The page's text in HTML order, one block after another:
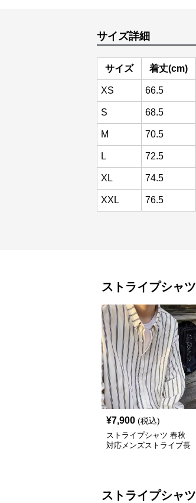
サイズ詳細
サイズ 着丈(cm)
XS 66.5
S 68.5
M 70.5
L 72.5
XL 74.5
XXL 76.5
ストライプシャツ
¥7,900 (税込)
ストライプシャツ 春秋
対応メンズストライプ長
ストライプシャツ